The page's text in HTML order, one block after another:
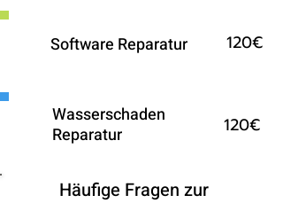
Software Reparatur 120€
Wasserschaden
Reparatur
120€
Häufige Fragen zur